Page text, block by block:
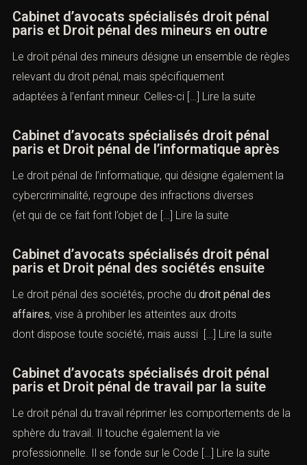
Cabinet d’avocats spécialisés droit pénal
paris et Droit pénal des mineurs en outre
Le droit pénal des mineurs désigne un ensemble de règles
relevant du droit pénal, mais spécifiquement
adaptées à l’enfant mineur. Celles-ci […] Lire la suite
Cabinet d’avocats spécialisés droit pénal
paris et Droit pénal de l’informatique après
Le droit pénal de l’informatique, qui désigne également la
cybercriminalité, regroupe des infractions diverses
(et qui de ce fait font l’objet de […] Lire la suite
Cabinet d’avocats spécialisés droit pénal
paris et Droit pénal des sociétés ensuite
Le droit pénal des sociétés, proche du droit pénal des
affaires, vise à prohiber les atteintes aux droits
dont dispose toute société, mais aussi […] Lire la suite
Cabinet d’avocats spécialisés droit pénal
paris et Droit pénal de travail par la suite
Le droit pénal du travail réprimer les comportements de la
sphère du travail. Il touche également la vie
professionnelle. Il se fonde sur le Code […] Lire la suite